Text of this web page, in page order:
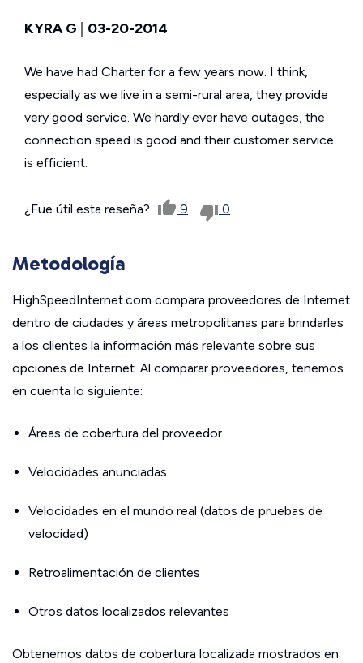
KYRA G 03-20-2014
We have had Charter for a few years now. I think,
especially as we live in a semi-rural area, they provide
very good service. We hardly ever have outages, the
connection speed is good and their customer service
is efficient.
¿Fue útil esta reseña? 9 0
Metodología
HighSpeedInternet.com compara proveedores de Internet
dentro de ciudades y áreas metropolitanas para brindarles
a los clientes la información más relevante sobre sus
opciones de Internet. Al comparar proveedores, tenemos
en cuenta lo siguiente:
Áreas de cobertura del proveedor
Velocidades anunciadas
Velocidades en el mundo real (datos de pruebas de
velocidad)
Retroalimentación de clientes
Otros datos localizados relevantes
Obtenemos datos de cobertura localizada mostrados en